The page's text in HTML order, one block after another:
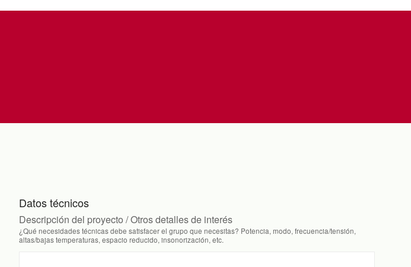
Datos técnicos
Descripción del proyecto / Otros detalles de interés
¿Qué necesidades técnicas debe satisfacer el grupo que necesitas? Potencia, modo, frecuencia/tensión,
altas/bajas temperaturas, espacio reducido, insonorización, etc.